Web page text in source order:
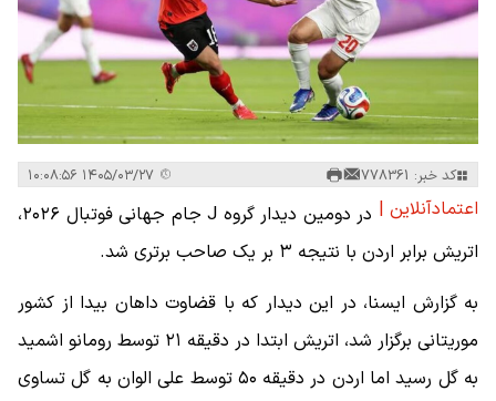
کد خبر: 778361
اعتمادآنلاین |
در دومین دیدار گروه J جام جهانی فوتبال ۲۰۲۶،
اتریش برابر اردن با نتیجه ۳ بر یک صاحب برتری شد.
به گزارش ایسنا، در این دیدار که با قضاوت داهان بیدا از کشور
موریتانی برگزار شد، اتریش ابتدا در دقیقه ۲۱ توسط رومانو اشمید
به گل رسید اما اردن در دقیقه ۵۰ توسط علی الوان به گل تساوی